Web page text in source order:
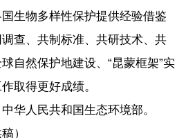
生物多样性保护提供经验借鉴
查、共制标准、共研技术、共
自然保护地建设、“昆蒙框架”实
取得更好成绩。
华人民共和国生态环境部。
）